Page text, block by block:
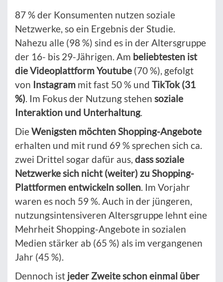
87 % der Konsumenten nutzen soziale
Netzwerke, so ein Ergebnis der Studie.
Nahezu alle (98 %) sind es in der Altersgruppe
der 16- bis 29-Jährigen. Am beliebtesten ist
die Videoplattform Youtube (70 %), gefolgt
von Instagram mit fast 50 % und TikTok (31
%) . Im Fokus der Nutzung stehen soziale
Interaktion und Unterhaltung.
DieWenigsten möchten Shopping-Angebote
erhalten und mit rund 69 % sprechen sich ca.
zwei Drittel sogar dafür aus, dass soziale
Netzwerke sich nicht (weiter) zu Shopping-
Plattformen entwickeln sollen . Im Vorjahr
waren es noch 59 %. Auch in der jüngeren,
nutzungsintensiveren Altersgruppe lehnt eine
Mehrheit Shopping-Angebote in sozialen
Medien stärker ab (65 %) als im vergangenen
Jahr (45 %).
Dennoch ist jeder Zweite schon einmal über